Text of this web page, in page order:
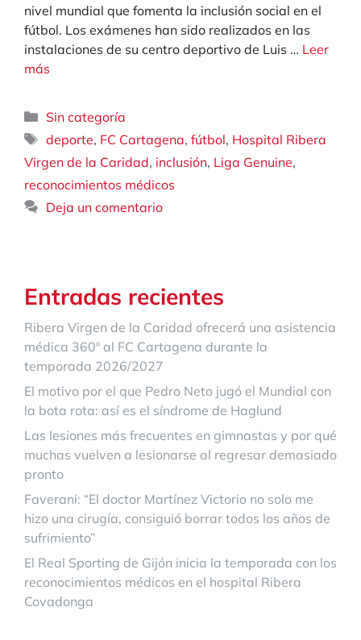
nivel mundial que fomenta la inclusión social en el
fútbol. Los exámenes han sido realizados en las
instalaciones de su centro deportivo de Luis … Leer
más
Categorías
Sin categoría
Etiquetas
deporte, FC Cartagena,fútbol, Hospital Ribera
Virgen de la Caridad, inclusión, Liga Genuine,
reconocimientos médicos
Deja un comentario
Entradas recientes
Ribera Virgen de la Caridad ofrecerá una asistencia
médica 360º al FC Cartagena durante la
temporada 2026/2027
El motivo por el que Pedro Neto jugó el Mundial con
la bota rota: así es el síndrome de Haglund
Las lesiones más frecuentes en gimnastas y por qué
muchas vuelven a lesionarse al regresar demasiado
pronto
Faverani: “El doctor Martínez Victorio no solo me
hizo una cirugía, consiguió borrar todos los años de
sufrimiento”
El Real Sporting de Gijón inicia la temporada con los
reconocimientos médicos en el hospital Ribera
Covadonga